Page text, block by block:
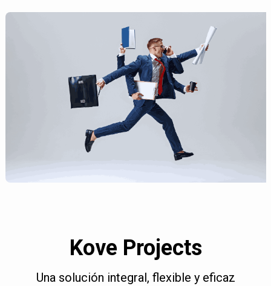
Kove Projects
Una solución integral, flexible y eficaz